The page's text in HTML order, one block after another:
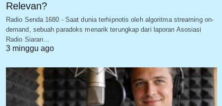
Relevan?
Radio Senda 1680 - Saat dunia terhipnotis oleh algoritma streaming on-
demand, sebuah paradoks menarik terungkap dari laporan Asosiasi
Radio Siaran…
3 minggu ago